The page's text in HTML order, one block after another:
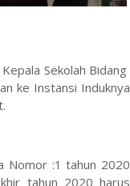
Sekolah Bidang
ke Instansi Induknya
Nomor :1 tahun 2020
tahun 2020 harus